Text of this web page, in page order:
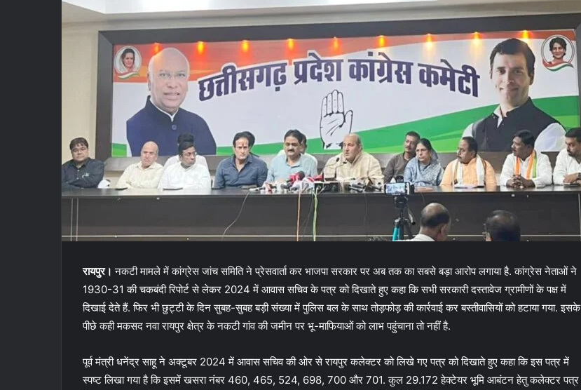
रायपुर।नकटी मामले में कांग्रेस जांच समिति ने प्रेसवार्ता कर भाजपा सरकार पर अब तक का सबसे बड़ा आरोप लगाया है. कांग्रेस नेताओं ने
1930-31 की चकबंदी रिपोर्ट से लेकर 2024 में आवास सचिव के पत्र को दिखाते हुए कहा कि सभी सरकारी दस्तावेज ग्रामीणों के पक्ष में
दिखाई देते हैं. फिर भी छुट्टी के दिन सुबह-सुबह बड़ी संख्या में पुलिस बल के साथ तोड़फोड़ की कार्रवाई कर बस्तीवासियों को हटाया गया. इसके
पीछे कही मकसद नवा रायपुर क्षेत्र के नकटी गांव की जमीन पर भू-माफियाओं को लाभ पहुंचाना तो नहीं है.
पूर्व मंत्री धनेंद्र साहू ने अक्टूबर 2024 में आवास सचिव की ओर से रायपुर कलेक्टर को लिखे गए पत्र को दिखाते हुए कहा कि इस पत्र में
स्पष्ट लिखा गया है कि इसमें खसरा नंबर 460, 465, 524, 698, 700 और 701. कुल 29.172 हेक्टेयर भूमि आबंटन हेतु कलेक्टर पत्र